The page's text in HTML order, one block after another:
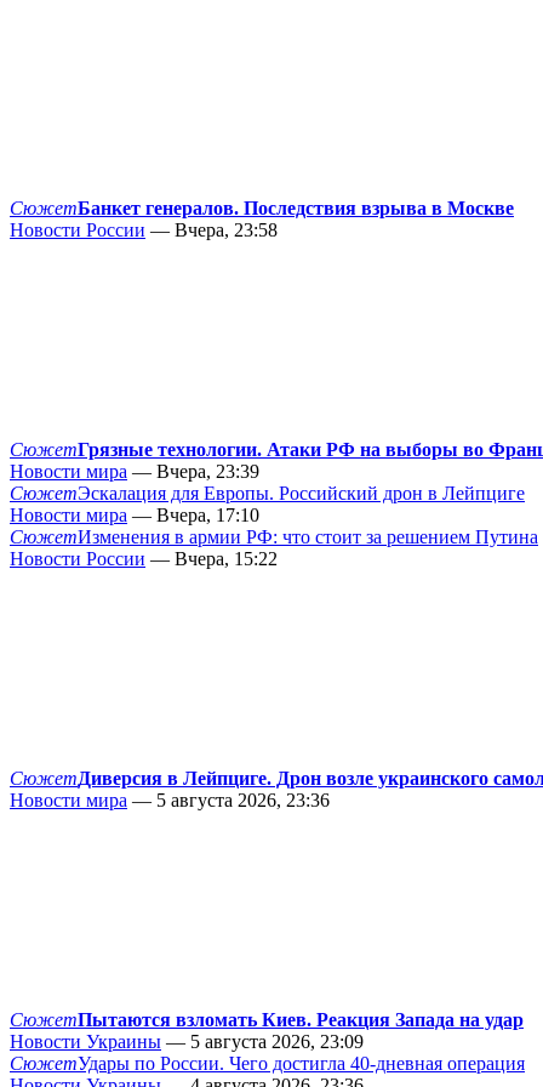
СюжетБанкет генералов. Последствия взрыва в Москве
Новости России — Вчера, 23:58
СюжетГрязные технологии. Атаки РФ на выборы во
Новости мира — Вчера, 23:39
СюжетЭскалация для Европы. Российский дрон в Лейпциге
Новости мира — Вчера, 17:10
СюжетИзменения в армии РФ: что стоит за решением Путина
Новости России — Вчера, 15:22
СюжетДиверсия в Лейпциге. Дрон возле украинского
Новости мира — 5 августа 2026, 23:36
СюжетПытаются взломать Киев. Реакция Запада на удар
Новости Украины — 5 августа 2026, 23:09
СюжетУдары по России. Чего достигла 40-дневная операция